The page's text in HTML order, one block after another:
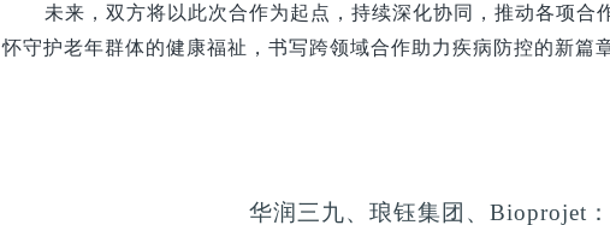
未来，双方将以此次合作为起点，持续深化协同，推动各项合
怀守护老年群体的健康福祉，书写跨领域合作助力疾病防控的新篇章
华润三九、琅钰集团、Bioprojet